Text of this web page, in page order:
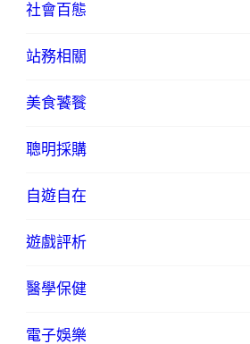
社會百態
站務相關
美食饕餮
聰明採購
自遊自在
遊戲評析
醫學保健
電子娛樂